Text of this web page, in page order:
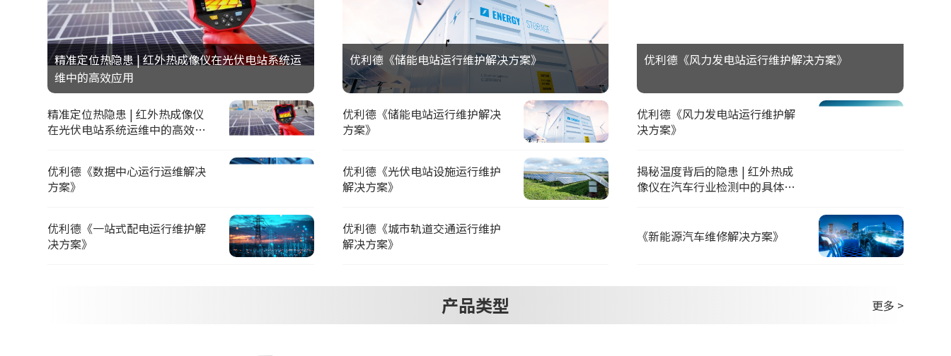
精准定位热隐患 | 红外热成像仪在光伏电站系统运
维中的高效应用
精准定位热隐患 | 红外热成像仪
在光伏电站系统运维中的高效应
优利德《数据中心运行运维解决
方案》
优利德《一站式配电运行维护解
决方案》
优利德《储能电站运行维护解决方案》
优利德《储能电站运行维护解决
方案》
优利德《光伏电站设施运行维护
解决方案》
优利德《城市轨道交通运行维护
解决方案》
优利德《风力发电站运行维护解决方案》
优利德《风力发电站运行维护解
决方案》
揭秘温度背后的隐患 | 红外热成
像仪在汽车行业检测中的具体应
《新能源汽车维修解决方案》
产品类型 更多 >